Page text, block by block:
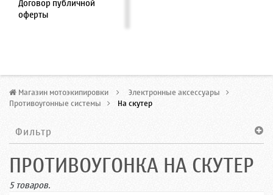
Договор публичной
оферты
Магазин мотоэкипировки > Электронные аксессуары >
Противоугонные системы > На скутер
Фильтр
ПРОТИВОУГОНКА НА СКУТЕР
5 товаров.